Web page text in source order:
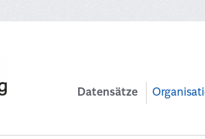
Datensätze